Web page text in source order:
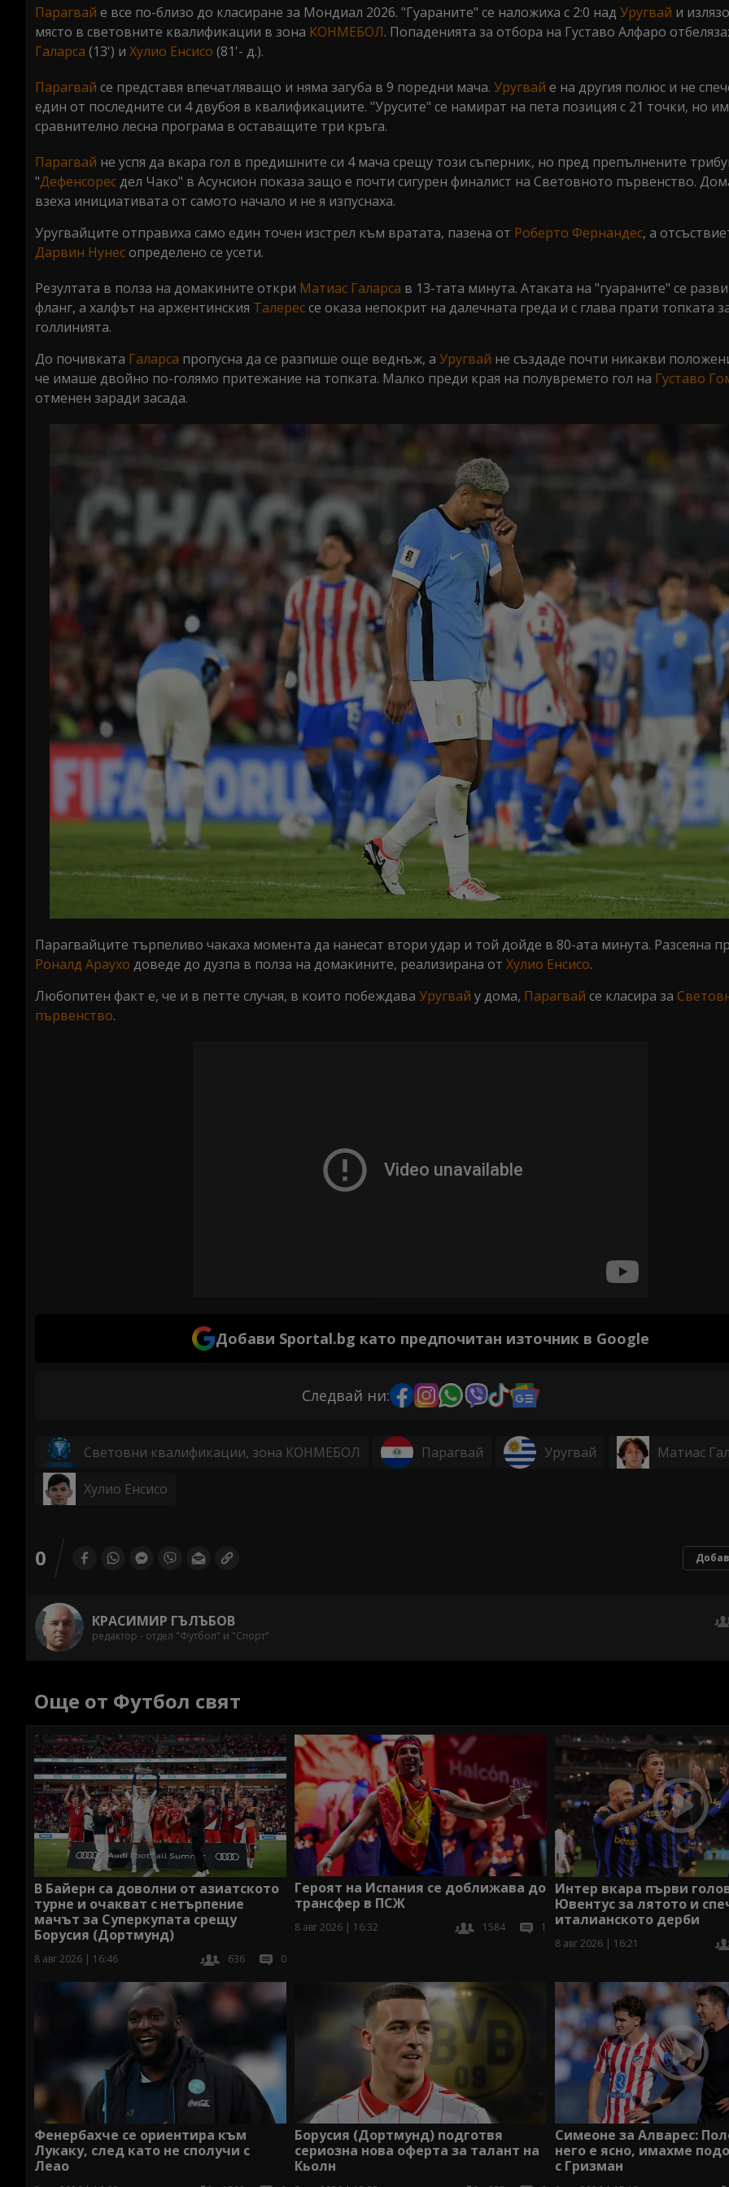
Парагвай е все по-близо до класиране за Мондиал 2026. "Гуараните" се наложиха с 2:0 над Уругвай и
място в световните квалификации в зона КОНМЕБОЛ. Попаденията за отбора на Густаво Алфаро
Галарса (13') и Хулио Енсисо (81'- д.).
Парагвай се представя впечатляващо и няма загуба в 9 поредни мача. Уругвай е на другия полюс и не
един от последните си 4 двубоя в квалификациите. "Урусите" се намират на пета позиция с 21 точки, но
сравнително лесна програма в оставащите три кръга.
Парагвай не успя да вкара гол в предишните си 4 мача срещу този съперник, но пред препълнените
"Дефенсоресдел Чако" в Асунсион показа защо е почти сигурен финалист на Световното първенство.
взеха инициативата от самото начало и не я изпуснаха.
Уругвайците отправиха само един точен изстрел към вратата, пазена от Роберто Фернандес, а
Дарвин Нунесопределено се усети.
Резултата в полза на домакините откри Матиас Галарса в 13-тата минута. Атаката на "гуараните" се
фланг, а халфът на аржентинския Талерессе оказа непокрит на далечната греда и с глава прати топката
голлинията.
До почивката Галарса пропусна да се разпише още веднъж, а Уругвай не създаде почти никакви
че имаше двойно по-голямо притежание на топката. Малко преди края на полувремето гол на Густаво
отменен заради засада.
Парагвайците търпеливо чакаха момента да нанесат втори удар и той дойде в 80-ата минута. Разсеяна
Роналд Араухо доведе до дузпа в полза на домакините, реализирана от Хулио Енсисо.
Любопитен факт е, че и в петте случая, в които побеждава Уругвай у дома, Парагвай се класира за
първенство.
Добави Sportal.bg като предпочитан източник в Google
Следвай ни:
Световни квалификации, зона КОНМЕБОЛ Парагвай Уругвай Матиас
Хулио Енсисо
0
КРАСИМИР ГЪЛЪБОВ
редактор - отдел "Футбол" и "Спорт"
Още от Футбол свят
В Байерн са доволни от азиатското
турне и очакват с нетърпение
мачът за Суперкупата срещу
Борусия (Дортмунд)
8 авг 2026 | 16:46 636 0
Героят на Испания се доближава до
трансфер в ПСЖ
8 авг 2026 | 16:32 1584 1
Интер вкара първи
Ювентус за лятото и
италианското дерби
8 авг 2026 | 16:21
Фенербахче се ориентира към
Лукаку, след като не сполучи с
Леао
Борусия (Дортмунд) подготвя
сериозна нова оферта за талант на
Кьолн
Симеоне за Алварес:
него е ясно, имахме
с Гризман